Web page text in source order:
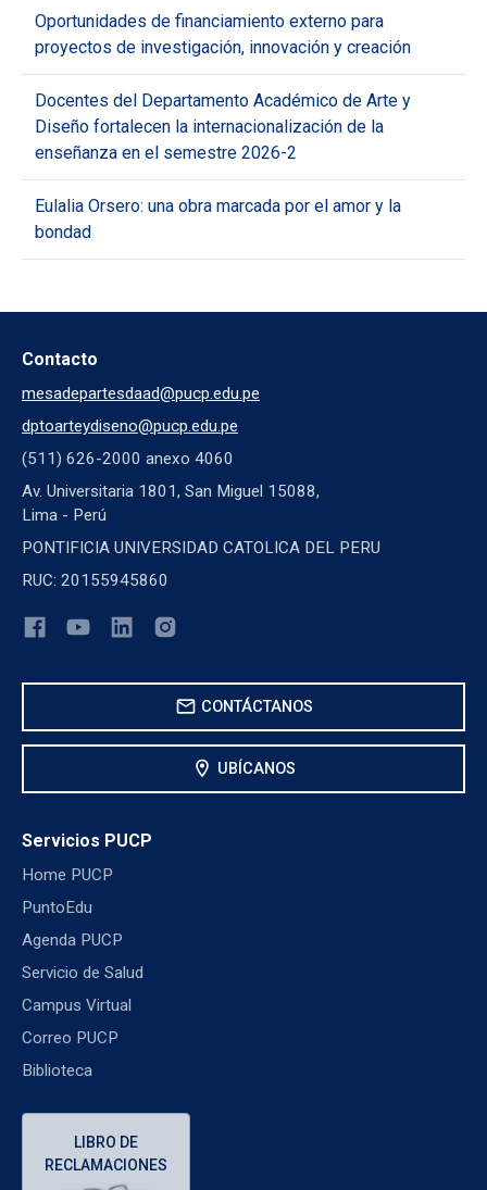
Oportunidades de financiamiento externo para
proyectos de investigación, innovación y creación
Docentes del Departamento Académico de Arte y
Diseño fortalecen la internacionalización de la
enseñanza en el semestre 2026-2
Eulalia Orsero: una obra marcada por el amor y la
bondad
Contacto
mesadepartesdaad@pucp.edu.pe
dptoarteydiseno@pucp.edu.pe
(511) 626-2000 anexo 4060
Av. Universitaria 1801, San Miguel 15088,
Lima - Perú
PONTIFICIA UNIVERSIDAD CATOLICA DEL PERU
RUC: 20155945860
mail CONTÁCTANOS
location_on UBÍCANOS
Servicios PUCP
Home PUCP
PuntoEdu
Agenda PUCP
Servicio de Salud
Campus Virtual
Correo PUCP
Biblioteca
LIBRO DE
RECLAMACIONES